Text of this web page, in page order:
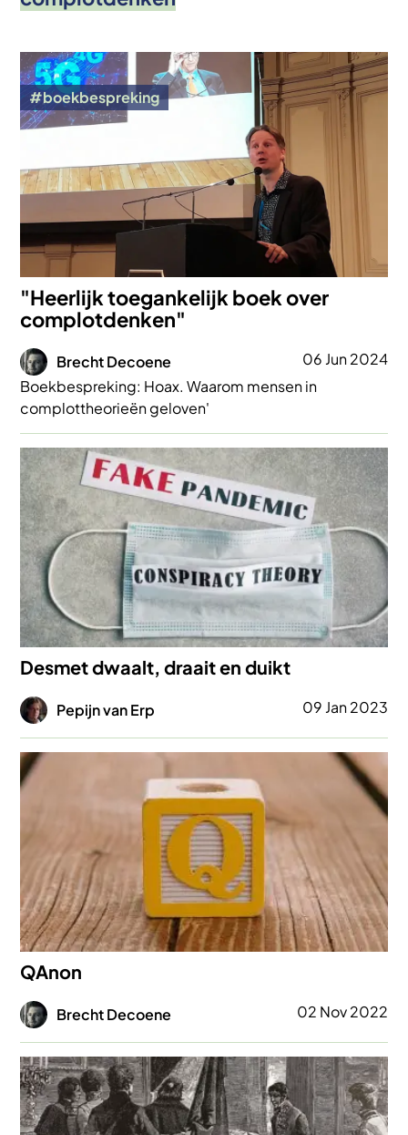
Afbeelding
boekbespreking
"Heerlijk toegankelijk boek over
complotdenken"
Afbeelding
Brecht Decoene
06 Jun 2024
Boekbespreking: Hoax. Waarom mensen in
complottheorieën geloven'
Afbeelding
Desmet dwaalt, draait en duikt
Afbeelding
Pepijn van Erp 09 Jan 2023
Afbeelding
QAnon
Afbeelding
Brecht Decoene 02 Nov 2022
Afbeelding